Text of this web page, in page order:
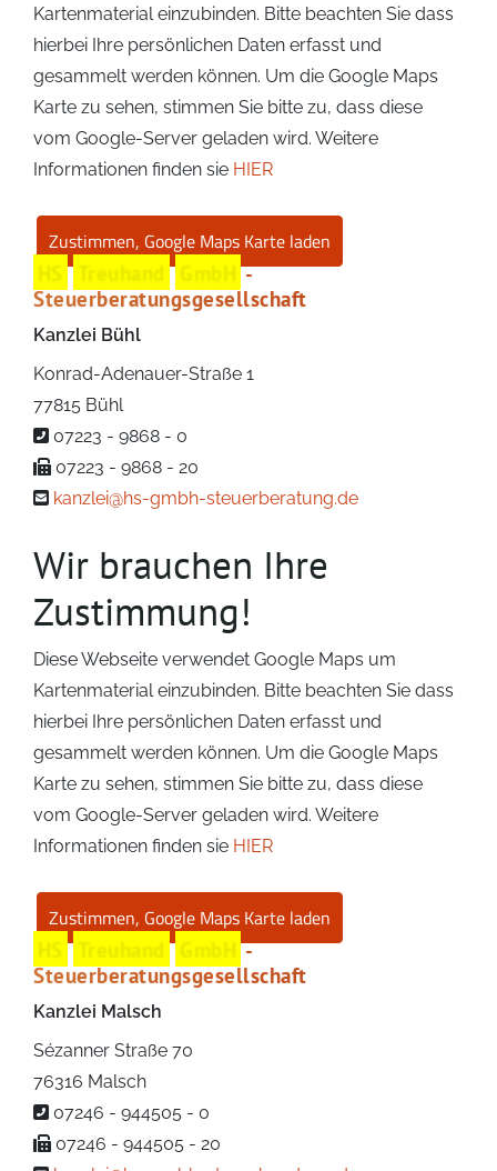
Kartenmaterial einzubinden. Bitte beachten Sie dass
hierbei Ihre persönlichen Daten erfasst und
gesammelt werden können. Um die Google Maps
Karte zu sehen, stimmen Sie bitte zu, dass diese
vom Google-Server geladen wird. Weitere
Informationen finden sie HIER
-
Steuerberatungsgesellschaft
Kanzlei Bühl
Konrad-Adenauer-Straße 1
77815 Bühl
07223 - 9868 - 0
07223 - 9868 - 20
kanzlei@hs-gmbh-steuerberatung.de
Wir brauchen Ihre
Zustimmung!
Diese Webseite verwendet Google Maps um
Kartenmaterial einzubinden. Bitte beachten Sie dass
hierbei Ihre persönlichen Daten erfasst und
gesammelt werden können. Um die Google Maps
Karte zu sehen, stimmen Sie bitte zu, dass diese
vom Google-Server geladen wird. Weitere
Informationen finden sie HIER
-
Steuerberatungsgesellschaft
Kanzlei Malsch
Sézanner Straße 70
76316 Malsch
07246 - 944505 - 0
07246 - 944505 - 20